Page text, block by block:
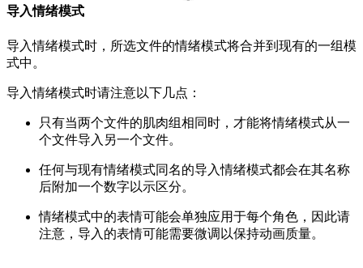
导入情绪模式
导入情绪模式时，所选文件的情绪模式将合并到现有的一组模
式中。
导入情绪模式时请注意以下几点：
只有当两个文件的肌肉组相同时，才能将情绪模式从一
个文件导入另一个文件。
任何与现有情绪模式同名的导入情绪模式都会在其名称
后附加一个数字以示区分。
情绪模式中的表情可能会单独应用于每个角色，因此请
注意，导入的表情可能需要微调以保持动画质量。